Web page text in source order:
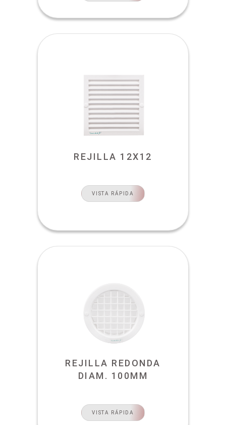
REJILLA 12X12
VISTA RÁPIDA
REJILLA REDONDA
DIAM. 100MM
VISTA RÁPIDA